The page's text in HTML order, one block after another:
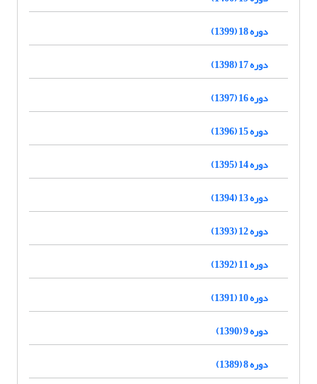
دوره 18 (1399)
دوره 17 (1398)
دوره 16 (1397)
دوره 15 (1396)
دوره 14 (1395)
دوره 13 (1394)
دوره 12 (1393)
دوره 11 (1392)
دوره 10 (1391)
دوره 9 (1390)
دوره 8 (1389)